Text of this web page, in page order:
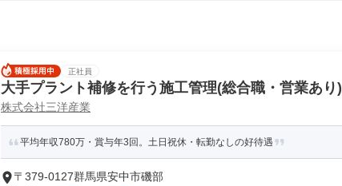
正社員
大手プラント補修を行う施工管理(総合職・営業あり)
株式会社三洋産業
平均年収780万・賞与年3回。土日祝休・転勤なしの好待遇
〒379-0127群馬県安中市磯部